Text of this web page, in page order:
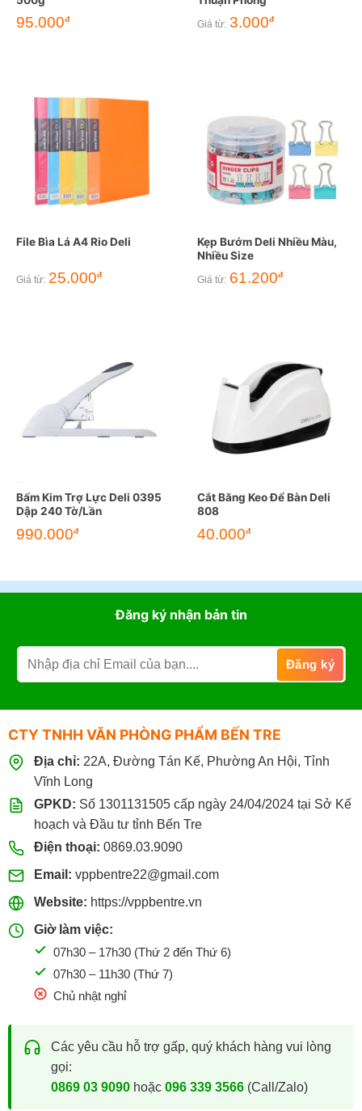
95.000đ Giá từ: 3.000đ
File Bìa Lá A4 Rio Deli
Giá từ: 25.000đ
Kẹp Bướm Deli Nhiều Màu,
Nhiều Size
Giá từ: 61.200đ
Bấm Kim Trợ Lực Deli 0395
Dập 240 Tờ/Lần
990.000đ
Cắt Băng Keo Để Bàn Deli
808
40.000đ
Đăng ký nhận bản tin
CTY TNHH VĂN PHÒNG PHẨM BẾN TRE
Địa chỉ: 22A, Đường Tán Kế, Phường An Hội, Tỉnh
Vĩnh Long
GPKD: Số 1301131505 cấp ngày 24/04/2024 tại Sở Kế
hoạch và Đầu tư tỉnh Bến Tre
Điện thoại: 0869.03.9090
Email: vppbentre22@gmail.com
Website: https://vppbentre.vn
Giờ làm việc:
07h30 – 17h30 (Thứ 2 đến Thứ 6)
07h30 – 11h30 (Thứ 7)
Chủ nhật nghỉ
Các yêu cầu hỗ trợ gấp, quý khách hàng vui lòng
gọi:
0869 03 9090hoặc 096 339 3566(Call/Zalo)